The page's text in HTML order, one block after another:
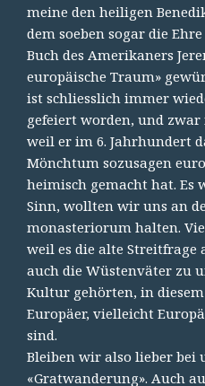
meine den heiligen
dem soeben sogar die
Buch des Amerikaners
europäische Traum»
ist schliesslich immer
gefeiert worden, und
weil er im 6. Jahrhundert
Mönchtum sozusagen
heimisch gemacht hat. Es
Sinn, wollten wir uns an
monasteriorum halten.
weil es die alte Streitfrage
auch die Wüstenväter zu
Kultur gehörten, in
Europäer, vielleicht
sind.
Bleiben wir also lieber bei
«Gratwanderung». Auch